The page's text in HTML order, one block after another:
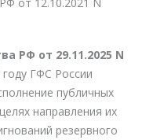
РФ от 29.11.2025 N
ГФС России
публичных
направления их
резервного